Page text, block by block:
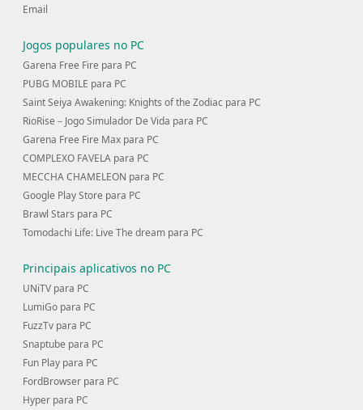
Email
Jogos populares no PC
Garena Free Fire para PC
PUBG MOBILE para PC
Saint Seiya Awakening: Knights of the Zodiac para PC
RioRise－Jogo Simulador De Vida para PC
Garena Free Fire Max para PC
COMPLEXO FAVELA para PC
MECCHA CHAMELEON para PC
Google Play Store para PC
Brawl Stars para PC
Tomodachi Life: Live The dream para PC
Principais aplicativos no PC
UNiTV para PC
LumiGo para PC
FuzzTv para PC
Snaptube para PC
Fun Play para PC
FordBrowser para PC
Hyper para PC